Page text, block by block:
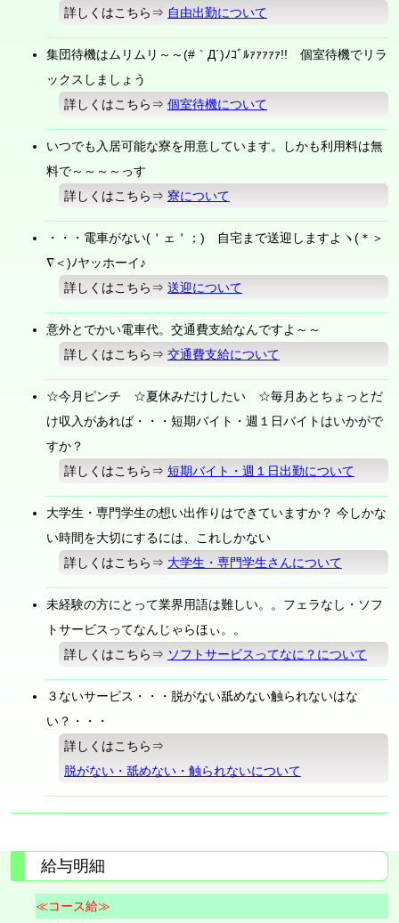
詳しくはこちら⇒ 自由出勤について
集団待機はムリムリ～～(#｀Д´)ﾉｺﾞﾙｧｧｧｧｧ!! 個室待機でリラ
ックスしましょう
詳しくはこちら⇒個室待機について
いつでも入居可能な寮を用意しています。しかも利用料は無
料で～～～～っす
詳しくはこちら⇒寮について
・・・電車がない(＇ェ＇；) 自宅まで送迎しますよヽ(＊＞
∇＜)ﾉヤッホーイ♪
詳しくはこちら⇒送迎について
意外とでかい電車代。交通費支給なんですよ～～
詳しくはこちら⇒交通費支給について
☆今月ピンチ ☆夏休みだけしたい ☆毎月あとちょっとだ
け収入があれば・・・短期バイト・週１日バイトはいかがで
すか？
詳しくはこちら⇒短期バイト・週１日出勤について
大学生・専門学生の想い出作りはできていますか？ 今しかな
い時間を大切にするには、これしかない
詳しくはこちら⇒ 大学生・専門学生さんについて
未経験の方にとって業界用語は難しい。。フェラなし・ソフ
トサービスってなんじゃらほぃ。。
詳しくはこちら⇒ ソフトサービスってなに？について
３ないサービス・・・脱がない舐めない触られないはな
い？・・・
詳しくはこちら⇒
脱がない・舐めない・触られないについて
給与明細
≪コース給≫